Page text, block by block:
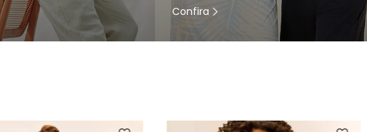
Confira